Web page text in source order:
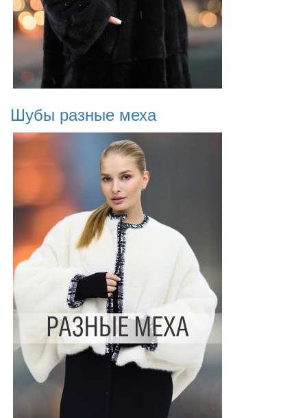
Шубы разные меха